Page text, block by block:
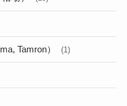
Tamron） (1)